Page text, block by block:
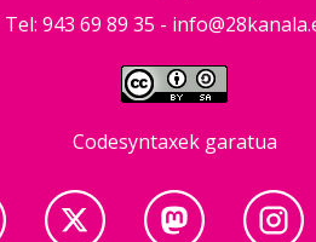
Tel: 943 69 89 35 -
Codesyntaxek garatua